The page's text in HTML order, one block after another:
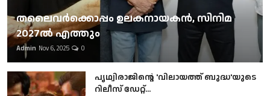
തലൈവര്‍ക്കൊപ്പം ഉലകനായകന്‍, സിനിമ
2027ല്‍ എത്തും
Admin Nov 6, 2025 0
പൃഥ്വിരാജിന്റെ 'വിലായത്ത് ബുദ്ധ'യുടെ
റിലീസ് ഡേറ്റ്...